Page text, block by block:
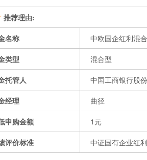
推荐理由:
名称 中欧国企红利混
类型 混合型
托管人 中国工商银行股
经理 曲径
申购金额 1元
评价标准 中证国有企业红